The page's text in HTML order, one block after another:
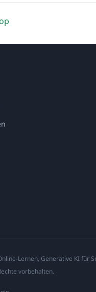
Lernen, Generative KI für
vorbehalten.